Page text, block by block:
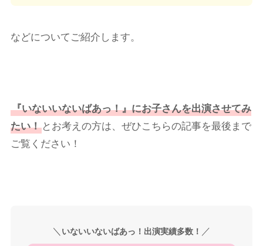
などについてご紹介します。
『いないいないばあっ！』にお子さんを出演させてみ
たい！とお考えの方は、ぜひこちらの記事を最後まで
ご覧ください！
＼ いないいないばあっ！出演実績多数！ ／